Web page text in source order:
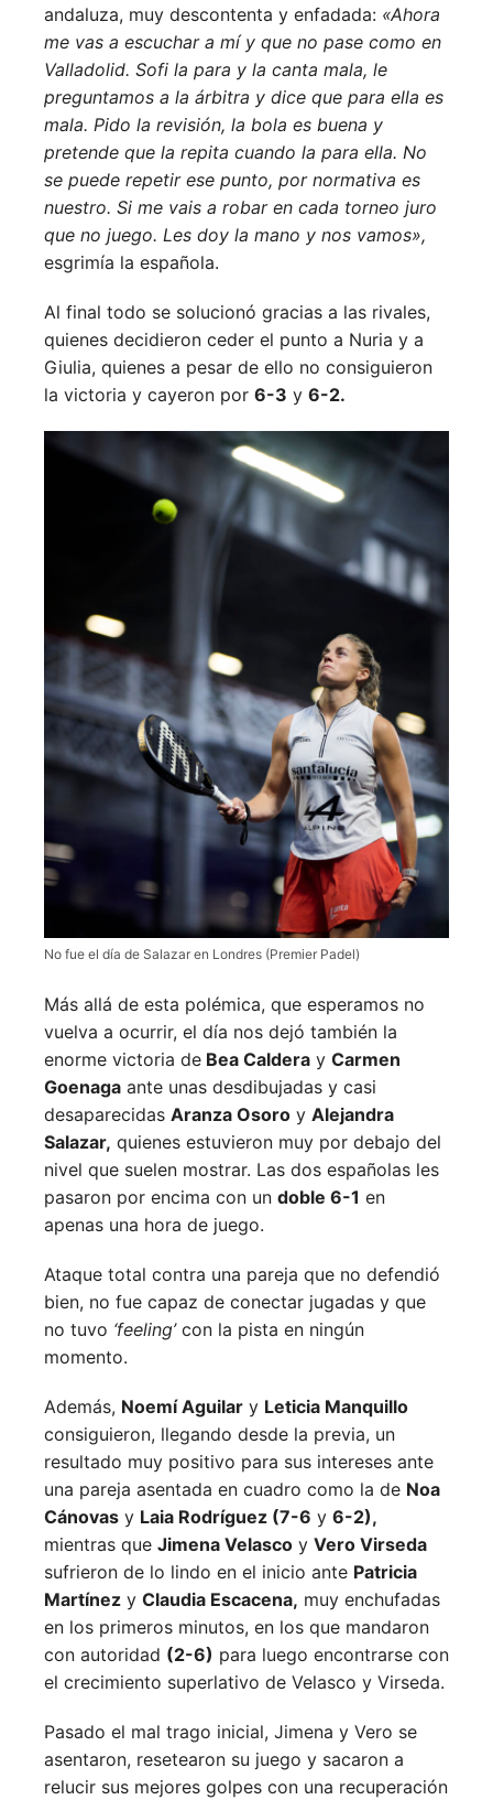
andaluza, muy descontenta y enfadada: «Ahora
me vas a escuchar a mí y que no pase como en
Valladolid. Sofi la para y la canta mala, le
preguntamos a la árbitra y dice que para ella es
mala. Pido la revisión, la bola es buena y
pretende que la repita cuando la para ella. No
se puede repetir ese punto, por normativa es
nuestro. Si me vais a robar en cada torneo juro
que no juego. Les doy la mano y nos vamos»,
esgrimía la española.
Al final todo se solucionó gracias a las rivales,
quienes decidieron ceder el punto a Nuria y a
Giulia, quienes a pesar de ello no consiguieron
la victoria y cayeron por 6-3 y 6-2.
No fue el día de Salazar en Londres (Premier Padel)
Más allá de esta polémica, que esperamos no
vuelva a ocurrir, el día nos dejó también la
enorme victoria de Bea Caldera y Carmen
Goenaga ante unas desdibujadas y casi
desaparecidas Aranza Osoro y Alejandra
Salazar, quienes estuvieron muy por debajo del
nivel que suelen mostrar. Las dos españolas les
pasaron por encima con un doble 6-1 en
apenas una hora de juego.
Ataque total contra una pareja que no defendió
bien, no fue capaz de conectar jugadas y que
no tuvo ‘feeling’con la pista en ningún
momento.
Además, Noemí Aguilar y Leticia Manquillo
consiguieron, llegando desde la previa, un
resultado muy positivo para sus intereses ante
una pareja asentada en cuadro como la de Noa
Cánovas y Laia Rodríguez (7-6 y 6-2),
mientras que Jimena Velasco y Vero Virseda
sufrieron de lo lindo en el inicio ante Patricia
Martínez y Claudia Escacena, muy enchufadas
en los primeros minutos, en los que mandaron
con autoridad (2-6) para luego encontrarse con
el crecimiento superlativo de Velasco y Virseda.
Pasado el mal trago inicial, Jimena y Vero se
asentaron, resetearon su juego y sacaron a
relucir sus mejores golpes con una recuperación